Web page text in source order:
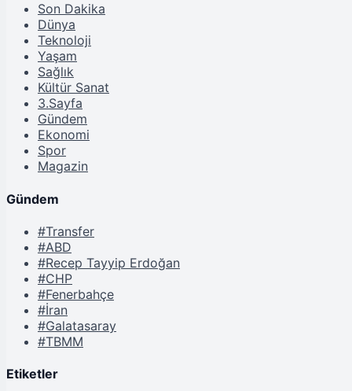
Son Dakika
Dünya
Teknoloji
Yaşam
Sağlık
Kültür Sanat
3.Sayfa
Gündem
Ekonomi
Spor
Magazin
Gündem
#Transfer
#ABD
#Recep Tayyip Erdoğan
#CHP
#Fenerbahçe
#İran
#Galatasaray
#TBMM
Etiketler